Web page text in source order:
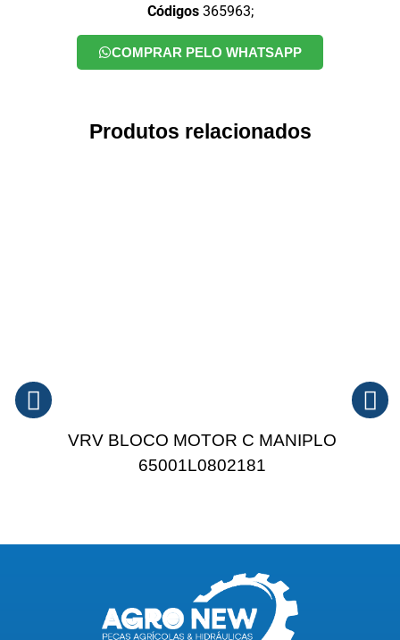
Códigos365963;
COMPRAR PELO WHATSAPP
Produtos relacionados
VRV BLOCO MOTOR C MANIPLO
65001L0802181